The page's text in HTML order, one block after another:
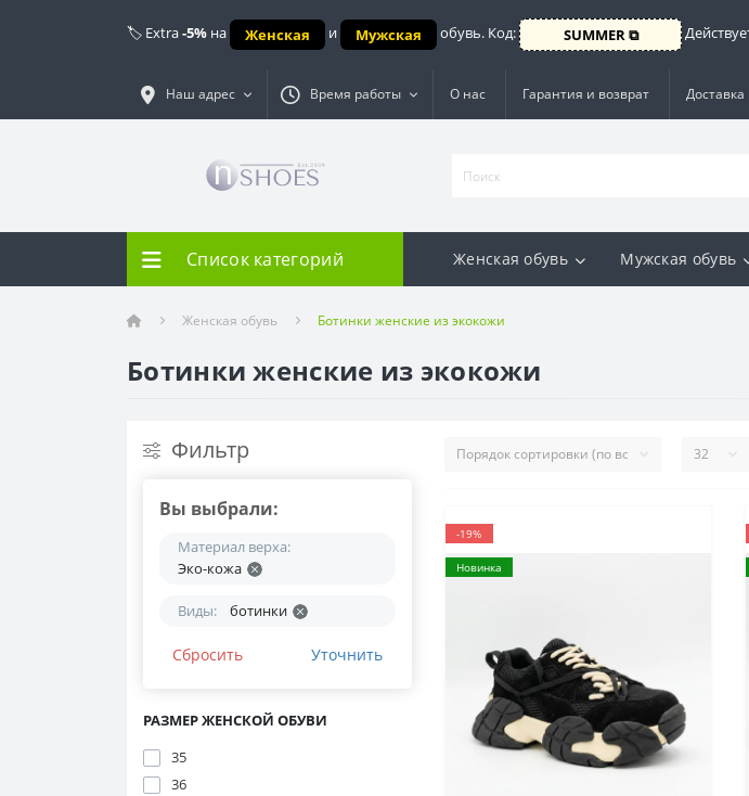
🏷️ Extra-5% на Женская и Мужская обувь. Код: SUMMER ⧉
Наш адрес Время работы О нас Гарантия и возврат Доставка
Список категорий Женская обувь Мужская обувь
Женская обувь Ботинки женские из экокожи
Ботинки женские из экокожи
Фильтр
Вы выбрали:
Материал верха:
Эко-кожа
Виды: ботинки
Сбросить Уточнить
РАЗМЕР ЖЕНСКОЙ ОБУВИ
35
36
-19%
Новинка